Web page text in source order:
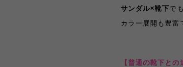
サンダル×靴下で
カラー展開も豊富
【普通の靴下との